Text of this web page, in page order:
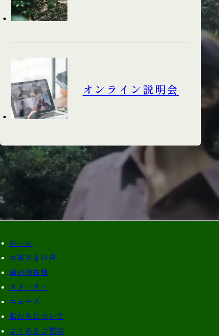
オンライン説明会
ホーム
お客さまの声
森の所在地
ストーリー
ニュース
私たちについて
よくあるご質問